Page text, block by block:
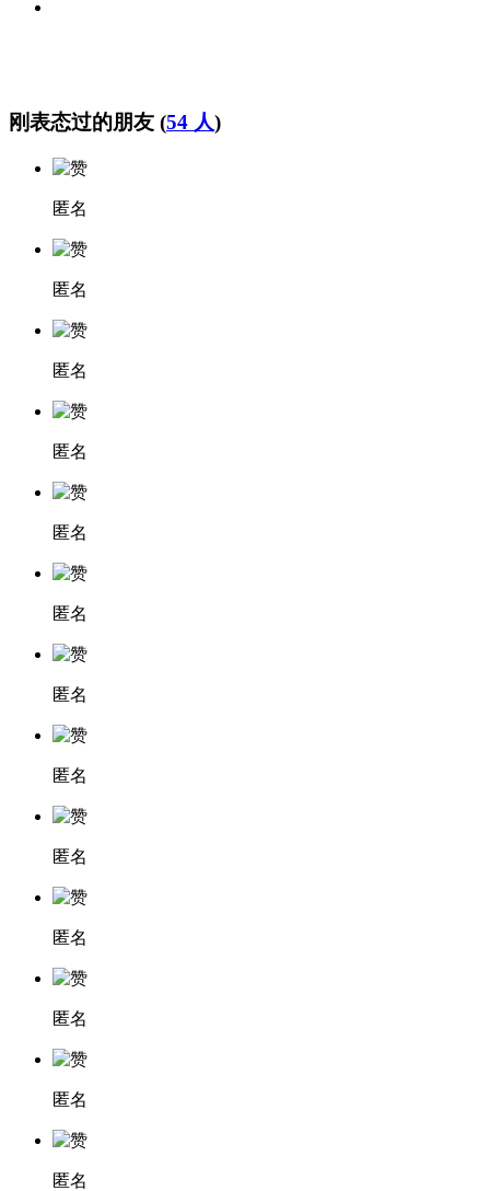
刚表态过的朋友 (54 人)
匿名
匿名
匿名
匿名
匿名
匿名
匿名
匿名
匿名
匿名
匿名
匿名
匿名